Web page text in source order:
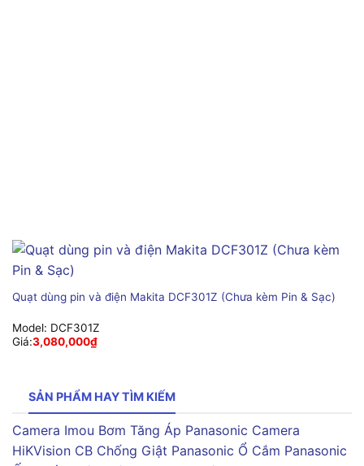
Quạt dùng pin và điện Makita DCF301Z (Chưa kèm Pin & Sạc)
Model: DCF301Z
Giá:3,080,000₫
SẢN PHẨM HAY TÌM KIẾM
Camera Imou Bơm Tăng Áp Panasonic Camera
HiKVision CB Chống Giật Panasonic Ổ Cắm Panasonic